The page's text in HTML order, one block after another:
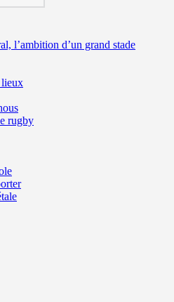
l’ambition d’un grand stade
rugby